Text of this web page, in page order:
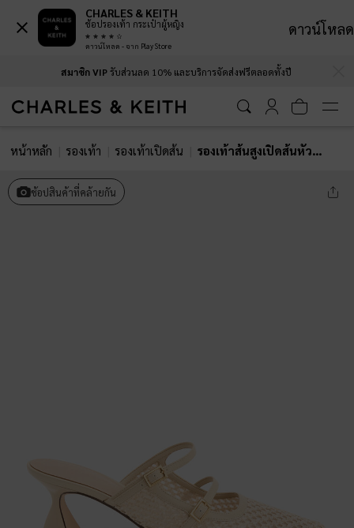
สมาชิก VIPรับส่วนลด 10% และบริการจัดส่งฟรีตลอดทั้งปี
หน้าหลัก รองเท้า รองเท้าเปิดส้น รองเท้าส้นสูงเปิดส้นหัวแหลมวัสดุราฟเฟีย
ช้อปสินค้าที่คล้ายกัน
CHARLES & KEITH
ช้อปรองเท้า กระเป๋าผู้หญิง
ดาวน์โหลด - จาก Play Store
ดาวน์โหลด